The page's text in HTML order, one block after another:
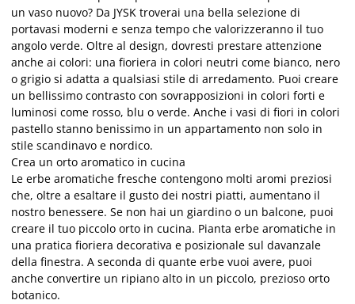
un vaso nuovo? Da JYSK troverai una bella selezione di
portavasi moderni e senza tempo che valorizzeranno il tuo
angolo verde. Oltre al design, dovresti prestare attenzione
anche ai colori: una fioriera in colori neutri come bianco, nero
o grigio si adatta a qualsiasi stile di arredamento. Puoi creare
un bellissimo contrasto con sovrapposizioni in colori forti e
luminosi come rosso, blu o verde. Anche i vasi di fiori in colori
pastello stanno benissimo in un appartamento non solo in
stile scandinavo e nordico.
Crea un orto aromatico in cucina
Le erbe aromatiche fresche contengono molti aromi preziosi
che, oltre a esaltare il gusto dei nostri piatti, aumentano il
nostro benessere. Se non hai un giardino o un balcone, puoi
creare il tuo piccolo orto in cucina. Pianta erbe aromatiche in
una pratica fioriera decorativa e posizionale sul davanzale
della finestra. A seconda di quante erbe vuoi avere, puoi
anche convertire un ripiano alto in un piccolo, prezioso orto
botanico.